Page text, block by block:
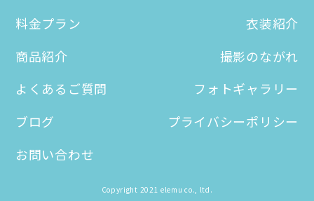
料金プラン
衣装紹介
商品紹介
撮影のながれ
よくあるご質問
フォトギャラリー
ブログ
プライバシーポリシー
お問い合わせ
Copyright 2021 elemu co., ltd.